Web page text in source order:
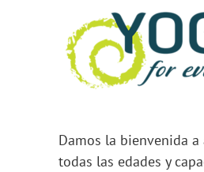
Damos la bienvenida
todas las edades y